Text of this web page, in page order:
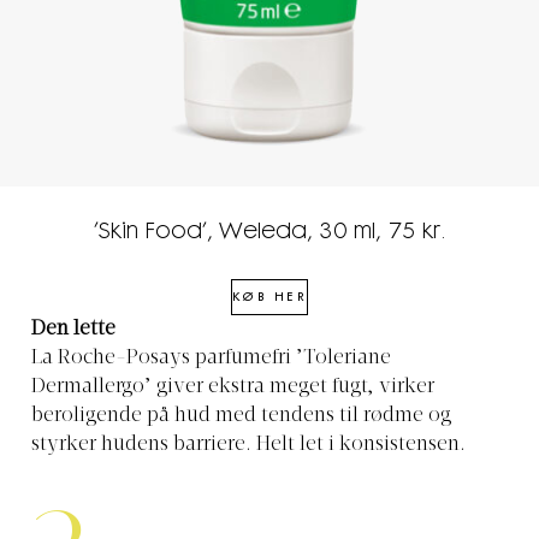
’Skin Food’, Weleda, 30 ml, 75 kr.
KØB HER
Den lette
La Roche-Posays parfumefri ’Toleriane
Dermallergo’ giver ekstra meget fugt, virker
beroligende på hud med tendens til rødme og
styrker hudens barriere. Helt let i konsistensen.